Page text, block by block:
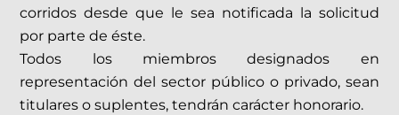
corridos desde que le sea notificada la solicitud
por parte de éste.
Todos los miembros designados en
representación del sector público o privado, sean
titulares o suplentes, tendrán carácter honorario.